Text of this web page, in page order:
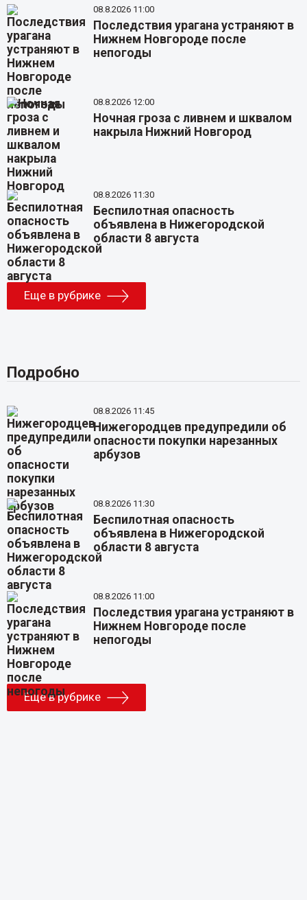
08.8.2026 11:00
Последствия урагана устраняют в
Нижнем Новгороде после
непогоды
08.8.2026 12:00
Ночная гроза с ливнем и шквалом
накрыла Нижний Новгород
08.8.2026 11:30
Беспилотная опасность
объявлена в Нижегородской
области 8 августа
Еще в рубрике
Подробно
08.8.2026 11:45
Нижегородцев предупредили об
опасности покупки нарезанных
арбузов
08.8.2026 11:30
Беспилотная опасность
объявлена в Нижегородской
области 8 августа
08.8.2026 11:00
Последствия урагана устраняют в
Нижнем Новгороде после
непогоды
Еще в рубрике